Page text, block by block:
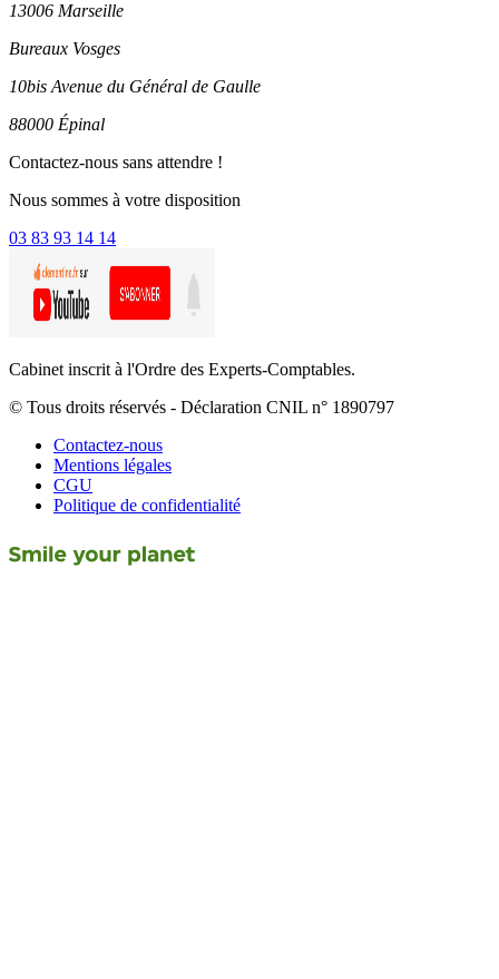
13006 Marseille
Bureaux Vosges
10bis Avenue du Général de Gaulle
88000 Épinal
Contactez-nous sans attendre !
Nous sommes à votre disposition
03 83 93 14 14
Cabinet inscrit à l'Ordre des Experts-Comptables.
© Tous droits réservés - Déclaration CNIL n° 1890797
Contactez-nous
Mentions légales
CGU
Politique de confidentialité